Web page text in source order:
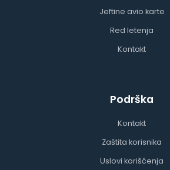
Jeftine avio karte
Red letenja
Kontakt
Podrška
Kontakt
Zaštita korisnika
Uslovi korišćenja